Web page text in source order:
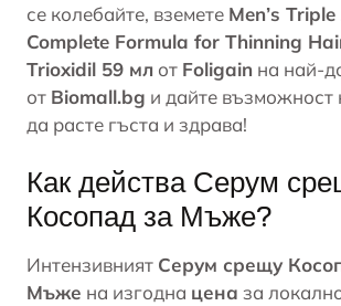
се колебайте, вземете Men’s
Complete Formula for Thinning
Trioxidil 59 мл от Foligain на най-
от Biomall.bg и дайте възможност
да расте гъста и здрава!
Как действа Серум
Косопад за Мъже?
Интензивният Серум срещу
Мъже на изгодна цена за